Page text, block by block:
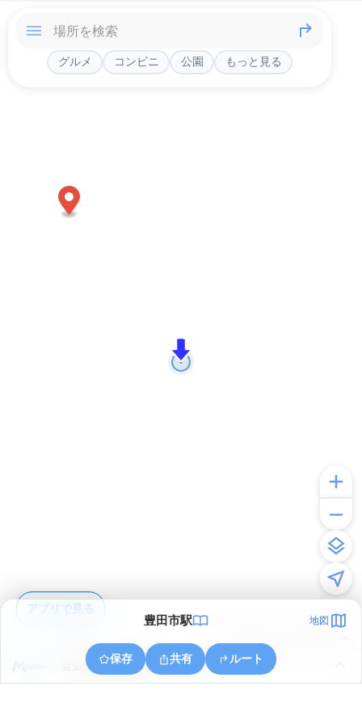
グルメ コンビニ 公園 もっと見る
豊田市駅 地図
保存 共有 ルート
愛知県豊田市元城町１丁目
アプリで見る